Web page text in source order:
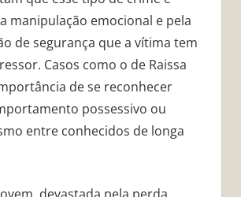
manipulação emocional e pela
de segurança que a vítima tem
Casos como o de Raissa
de se reconhecer
possessivo ou
entre conhecidos de longa